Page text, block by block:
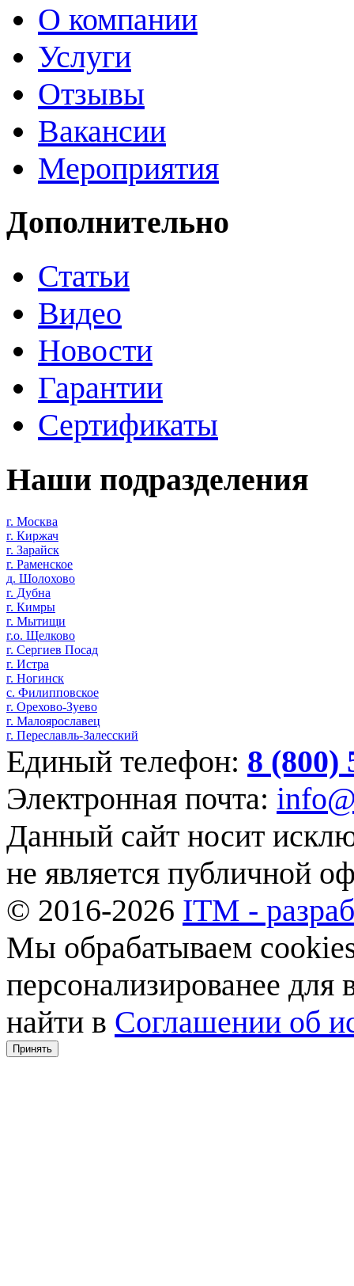
О компании
Услуги
Отзывы
Вакансии
Мероприятия
Дополнительно
Статьи
Видео
Новости
Гарантии
Сертификаты
Наши подразделения
г. Москва
г. Киржач
г. Зарайск
г. Раменское
д. Шолохово
г. Дубна
г. Кимры
г. Мытищи
г.о. Щелково
г. Сергиев Посад
г. Истра
г. Ногинск
с. Филипповское
г. Орехово-Зуево
г. Малоярославец
г. Переславль-Залесский
Единый телефон: 8 (800)
Электронная почта:
Данный сайт носит
не является публичной
© 2016-2026 ITM -
Мы обрабатываем
персонализированее
найти в Соглашении об
Принять